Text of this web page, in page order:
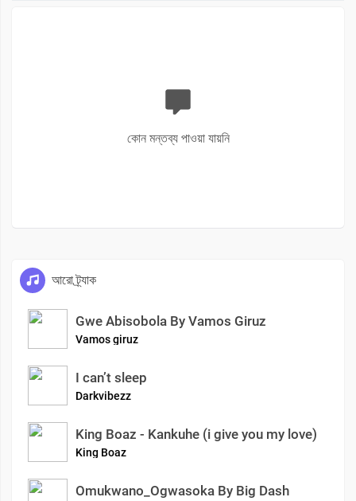
কোন মন্তব্য পাওয়া যায়নি
আরো ট্র্যাক
Gwe Abisobola By Vamos Giruz
Vamos giruz
I can’t sleep
Darkvibezz
King Boaz - Kankuhe (i give you my love)
King Boaz
Omukwano_Ogwasoka By Big Dash